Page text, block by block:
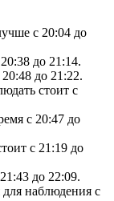
с 20:04 до
до 21:14.
до 21:22.
стоит с
с 20:47 до
с 21:19 до
до 22:09.
наблюдения с